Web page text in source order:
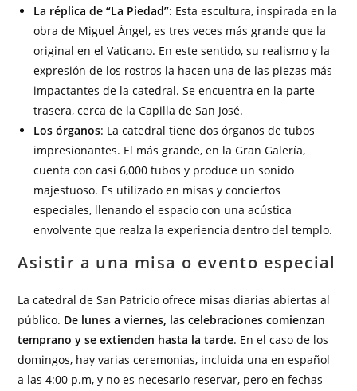
La réplica de “La Piedad”: Esta escultura, inspirada en la
obra de Miguel Ángel, es tres veces más grande que la
original en el Vaticano. En este sentido, su realismo y la
expresión de los rostros la hacen una de las piezas más
impactantes de la catedral. Se encuentra en la parte
trasera, cerca de la Capilla de San José.
Los órganos: La catedral tiene dos órganos de tubos
impresionantes. El más grande, en la Gran Galería,
cuenta con casi 6,000 tubos y produce un sonido
majestuoso. Es utilizado en misas y conciertos
especiales, llenando el espacio con una acústica
envolvente que realza la experiencia dentro del templo.
Asistir a una misa o evento especial
La catedral de San Patricio ofrece misas diarias abiertas al
público. De lunes a viernes, las celebraciones comienzan
temprano y se extienden hasta la tarde. En el caso de los
domingos, hay varias ceremonias, incluida una en español
a las 4:00 p.m, y no es necesario reservar, pero en fechas